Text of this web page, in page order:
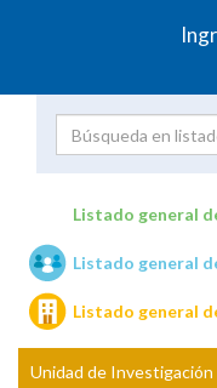
Unidades de
Listado general
Listado general
Listado general
Unidad de Investigación